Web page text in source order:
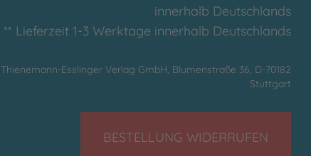
innerhalb Deutschlands
** Lieferzeit 1-3 Werktage innerhalb Deutschlands
Thienemann-Esslinger Verlag GmbH, Blumenstraße 36, D-70182
Stuttgart
BESTELLUNG WIDERRUFEN